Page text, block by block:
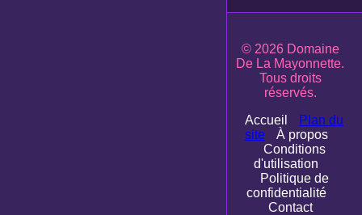
© 2026 Domaine
De La Mayonnette.
Tous droits
réservés.
Accueil
Plan du
site
À propos
Conditions
d'utilisation
Politique de
confidentialité
Contact